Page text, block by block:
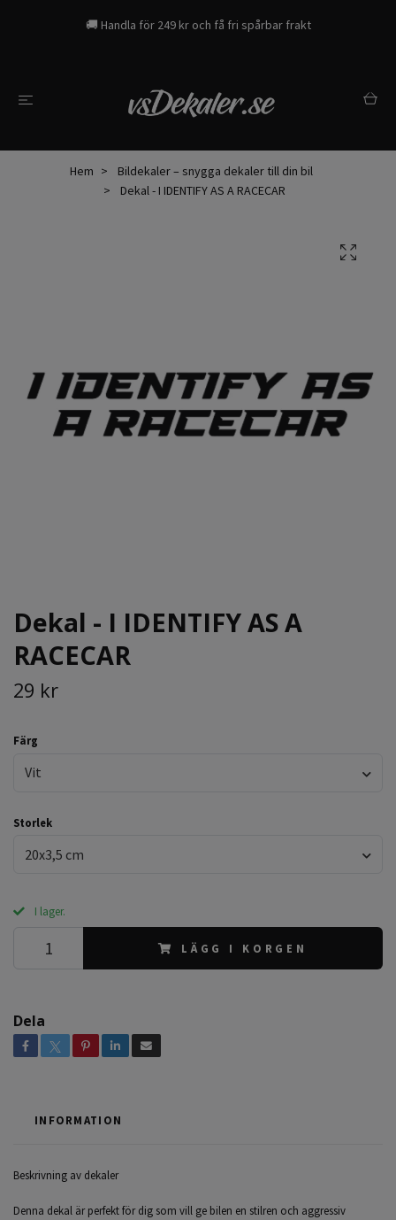
🚚 Handla för 249 kr och få fri spårbar frakt
Hem
Bildekaler – snygga dekaler till din bil
Dekal - I IDENTIFY AS A RACECAR
Dekal - I IDENTIFY AS A
RACECAR
29 kr
Färg
Vit
Storlek
20x3,5 cm
I lager.
LÄGG I KORGEN
Dela
INFORMATION
Beskrivning av dekaler
Denna dekal är perfekt för dig som vill ge bilen en stilren och aggressiv